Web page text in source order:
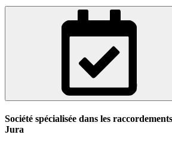
Société spécialisée dans les
Jura